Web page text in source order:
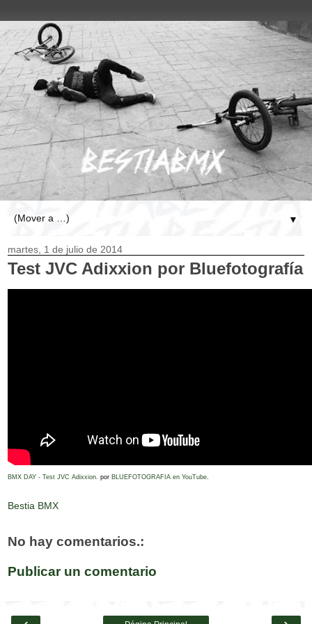
▼
martes, 1 de julio de 2014
Test JVC Adixxion por Bluefotografía
BMX DAY - Test JVC Adixxion. por BLUEFOTOGRAFIA en YouTube.
Bestia BMX
No hay comentarios.:
Publicar un comentario